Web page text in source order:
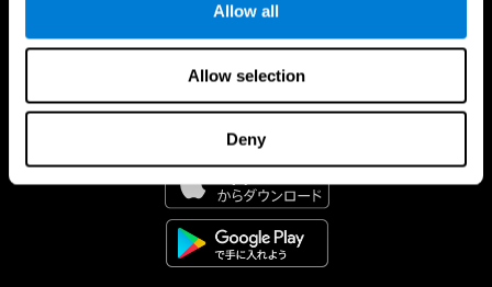
Allow all
Allow selection
Deny
CogniFitアプリ